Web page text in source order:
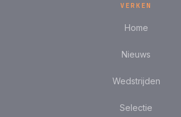
VERKEN
Home
Nieuws
Wedstrijden
Selectie